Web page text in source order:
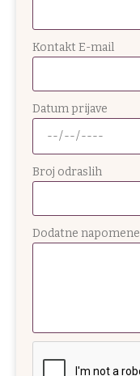
Kontakt E-mail
Datum prijave
Broj odraslih
Dodatne napomene